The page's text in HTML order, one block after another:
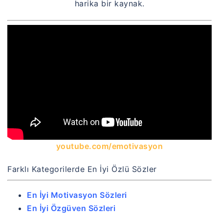
harika bir kaynak.
youtube.com/emotivasyon
Farklı Kategorilerde En İyi Özlü Sözler
En İyi Motivasyon Sözleri
En İyi Özgüven Sözleri